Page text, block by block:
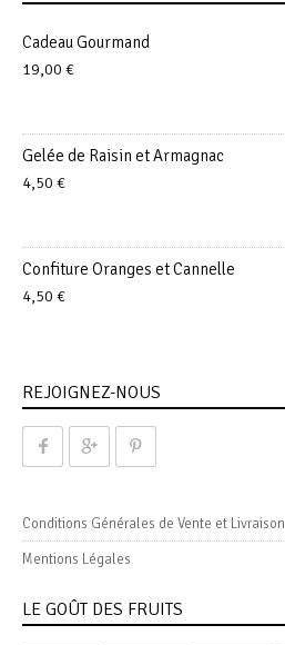
Cadeau Gourmand
19,00 €
Gelée de Raisin et Armagnac
4,50 €
Confiture Oranges et Cannelle
4,50 €
REJOIGNEZ-NOUS
Conditions Générales de Vente et Livraison
Mentions Légales
LE GOÛT DES FRUITS